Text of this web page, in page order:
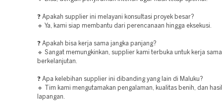
❓ Apakah supplier ini melayani konsultasi proyek besar?
🔹 Ya, kami siap membantu dari perencanaan hingga eksekusi.
❓ Apakah bisa kerja sama jangka panjang?
🔹 Sangat memungkinkan, supplier kami terbuka untuk kerja sama
berkelanjutan.
❓ Apa kelebihan supplier ini dibanding yang lain di Maluku?
🔹 Tim kami mengutamakan pengalaman, kualitas benih, dan
lapangan.